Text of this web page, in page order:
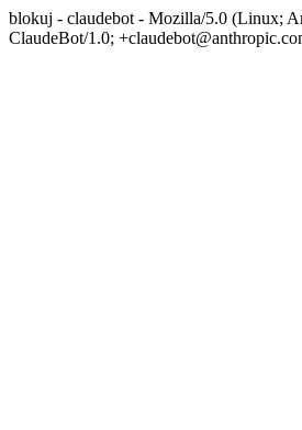
blokuj - claudebot - Mozilla/5.0 (Linux;
ClaudeBot/1.0;